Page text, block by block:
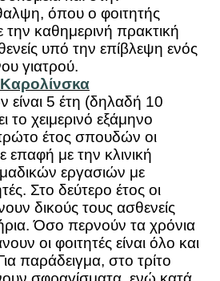
όπου ο φοιτητής
την καθημερινή πρακτική
υπό την επίβλεψη ενός
γιατρού.
είναι 5 έτη (δηλαδή 10
το χειμερινό εξάμηνο
έτος σπουδών οι
επαφή με την κλινική
εργασιών με
Στο δεύτερο έτος οι
δικούς τους ασθενείς
Όσο περνούν τα χρόνια
οι φοιτητές είναι όλο και
παράδειγμα, στο τρίτο